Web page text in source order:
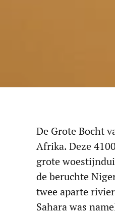
De Grote Bocht
Afrika. Deze
grote
de beruchte
twee aparte
Sahara was